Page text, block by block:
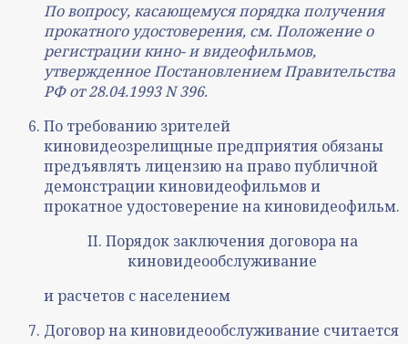
По вопросу, касающемуся порядка получения
прокатного удостоверения, см. Положение о
регистрации кино- и видеофильмов,
утвержденное Постановлением Правительства
РФ от 28.04.1993 N 396.
По требованию зрителей
киновидеозрелищные предприятия обязаны
предъявлять лицензию на право публичной
демонстрации киновидеофильмов и
прокатное удостоверение на киновидеофильм.
II. Порядок заключения договора на
киновидеообслуживание
и расчетов с населением
Договор на киновидеообслуживание считается